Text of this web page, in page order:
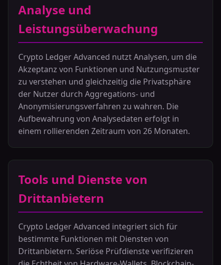
Analyse und
Leistungsüberwachung
Crypto Ledger Advanced nutzt Analysen, um die
Akzeptanz von Funktionen und Nutzungsmuster
zu verstehen und gleichzeitig die Privatsphäre
der Nutzer durch Aggregations- und
Anonymisierungsverfahren zu wahren. Die
Aufbewahrung von Analysedaten erfolgt in
einem rollierenden Zeitraum von 26 Monaten.
Tools und Dienste von
Drittanbietern
Crypto Ledger Advanced integriert sich für
bestimmte Funktionen mit Diensten von
Drittanbietern. Seriöse Prüfdienste verifizieren